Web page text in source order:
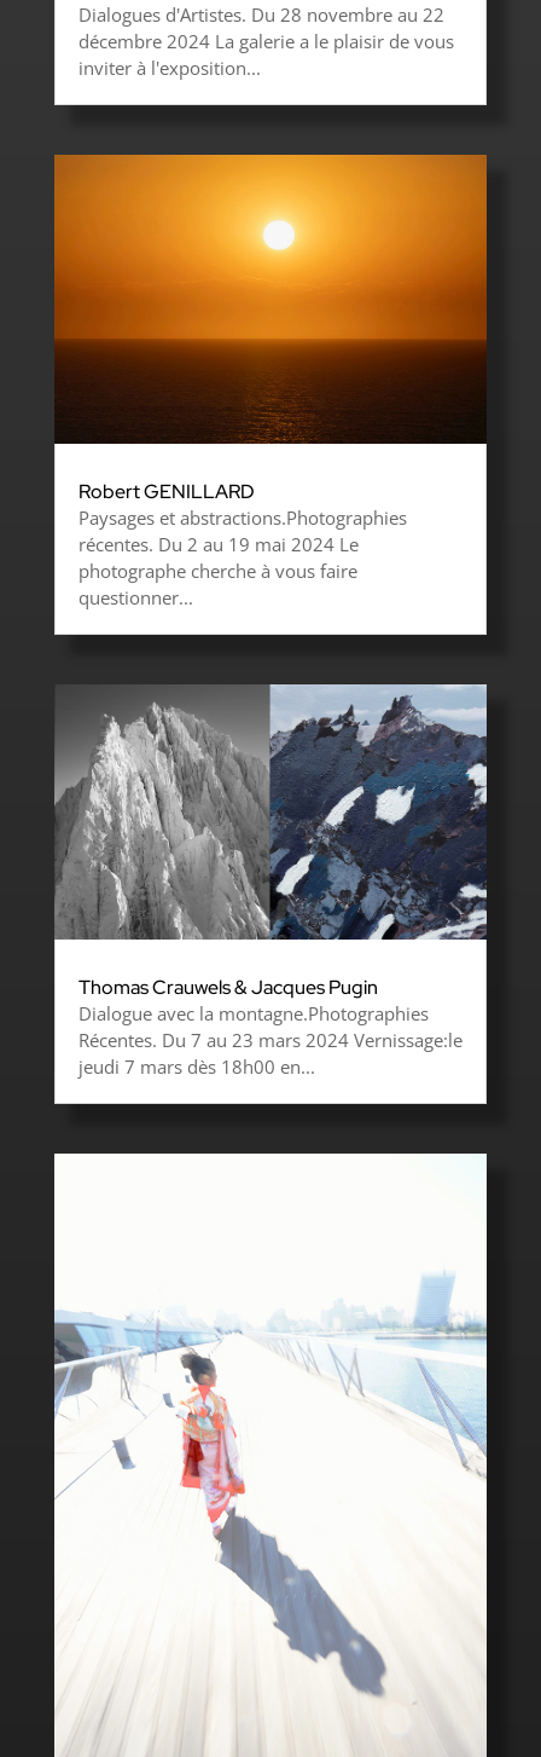
Dialogues d'Artistes. Du 28 novembre au 22
décembre 2024 La galerie a le plaisir de vous
inviter à l'exposition...
Robert GENILLARD
Paysages et abstractions.Photographies
récentes. Du 2 au 19 mai 2024 Le
photographe cherche à vous faire
questionner...
Thomas Crauwels & Jacques Pugin
Dialogue avec la montagne.Photographies
Récentes. Du 7 au 23 mars 2024 Vernissage:le
jeudi 7 mars dès 18h00 en...